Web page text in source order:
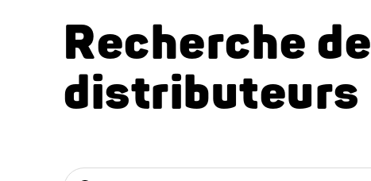
Recherche de
distributeurs